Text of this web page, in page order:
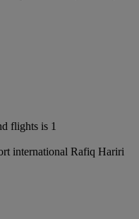
flights is 1
international Rafiq Hariri